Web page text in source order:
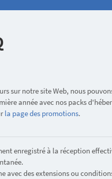
sur notre site Web, nous
année avec nos packs
la page des promotions.
enregistré à la réception
avec des extensions ou